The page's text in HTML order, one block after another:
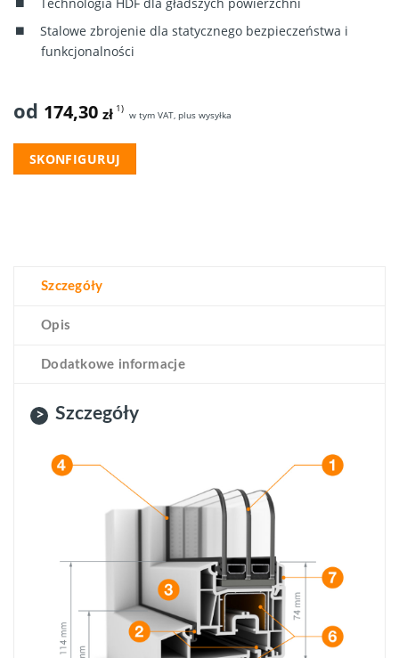
Stalowe zbrojenie dla statycznego bezpieczeństwa i
funkcjonalności
od 174,30 zł 1)
w tym VAT, plus wysyłka
SKONFIGURUJ
Szczegóły
Opis
Dodatkowe informacje
Szczegóły